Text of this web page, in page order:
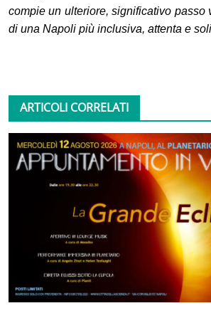
compie un ulteriore, significativo passo
di una Napoli più inclusiva, attenta e
ARTICOLI CORRELATI